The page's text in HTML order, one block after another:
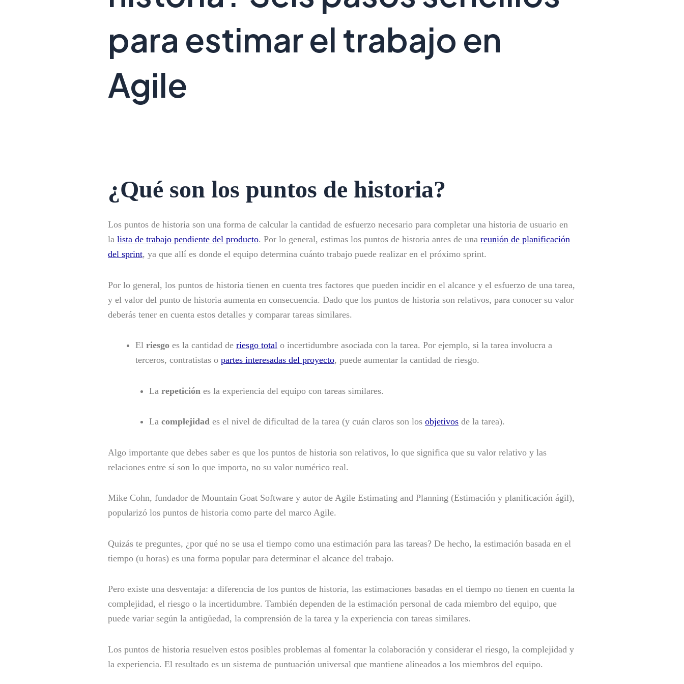
para estimar el trabajo en
Agile
¿Qué son los puntos de historia?
Los puntos de historia son una forma de calcular la cantidad de esfuerzo necesario para completar una historia de usuario en
la lista de trabajo pendiente del producto. Por lo general, estimas los puntos de historia antes de una reunión de planificación
del sprint, ya que allí es donde el equipo determina cuánto trabajo puede realizar en el próximo sprint.
Por lo general, los puntos de historia tienen en cuenta tres factores que pueden incidir en el alcance y el esfuerzo de una tarea,
y el valor del punto de historia aumenta en consecuencia. Dado que los puntos de historia son relativos, para conocer su valor
deberás tener en cuenta estos detalles y comparar tareas similares.
El riesgo es la cantidad de riesgo total o incertidumbre asociada con la tarea. Por ejemplo, si la tarea involucra a
terceros, contratistas o partes interesadas del proyecto, puede aumentar la cantidad de riesgo.
La repetición es la experiencia del equipo con tareas similares.
La complejidad es el nivel de dificultad de la tarea (y cuán claros son los objetivos de la tarea).
Algo importante que debes saber es que los puntos de historia son relativos, lo que significa que su valor relativo y las
relaciones entre sí son lo que importa, no su valor numérico real.
Mike Cohn, fundador de Mountain Goat Software y autor de Agile Estimating and Planning (Estimación y planificación ágil),
popularizó los puntos de historia como parte del marco Agile.
Quizás te preguntes, ¿por qué no se usa el tiempo como una estimación para las tareas? De hecho, la estimación basada en el
tiempo (u horas) es una forma popular para determinar el alcance del trabajo.
Pero existe una desventaja: a diferencia de los puntos de historia, las estimaciones basadas en el tiempo no tienen en cuenta la
complejidad, el riesgo o la incertidumbre. También dependen de la estimación personal de cada miembro del equipo, que
puede variar según la antigüedad, la comprensión de la tarea y la experiencia con tareas similares.
Los puntos de historia resuelven estos posibles problemas al fomentar la colaboración y considerar el riesgo, la complejidad y
la experiencia. El resultado es un sistema de puntuación universal que mantiene alineados a los miembros del equipo.